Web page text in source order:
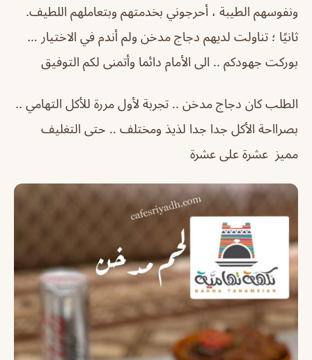
ونفوسهم الطيبة ، أحرجوني بخدمتهم وبتعاملهم اللطيف.
ثانيًا ؛ تناولت لديهم دجاج مدخن ولم أندم في الاختيار …
بوركت جهودكم .. الى الأمام دائما وأتمنى لكم التوفيق
الطلب كان دجاج مدخن .. تجربة لأول مررة للأكل التهامي ..
بصرااحة الأكل جدا جدا لذيذ ومختلف .. حتى التغليف
مميز عشرة على عشرة